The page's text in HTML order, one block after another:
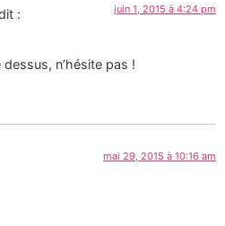
: juin 1, 2015 à 4:24 pm
n’hésite pas !
mai 29, 2015 à 10:16 am